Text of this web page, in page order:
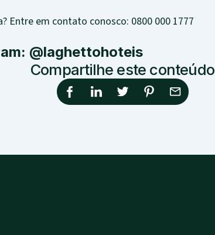
Entre em contato conosco: 0800 000 1777
@laghettohoteis
Compartilhe este conteúdo